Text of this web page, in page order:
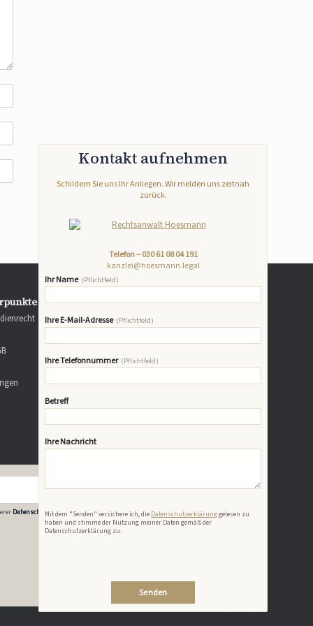
Kontakt aufnehmen
Schildern Sie uns Ihr Anliegen. Wir melden uns zeitnah
zurück.
Telefon –030 61 08 04 191
kanzlei@hoesmann.legal
Ihr Name (Pflichtfeld)
Ihre E-Mail-Adresse (Pflichtfeld)
Ihre Telefonnummer (Pflichtfeld)
Betreff
Ihre Nachricht
Mit dem "Senden" versichere ich, die Datenschutzerklärunggelesen zu
haben und stimme der Nutzung meiner Daten gemäß der
Datenschutzerklärung zu.
Newsletter abonnieren
Datenschutzerklärungzu.